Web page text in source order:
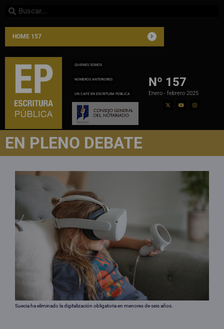
HOME 157
QUIENES SOMOS
NÚMEROS ANTERIORES
UN CAFÉ EN ESCRITURA PÚBLICA
Nº 157
Enero - febrero 2025
EN PLENO DEBATE
Suecia ha eliminado la digitalización obligatoria en menores de seis años.